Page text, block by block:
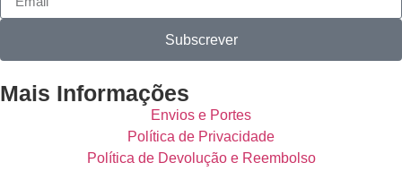
Subscrever
Mais Informações
Envios e Portes
Política de Privacidade
Política de Devolução e Reembolso